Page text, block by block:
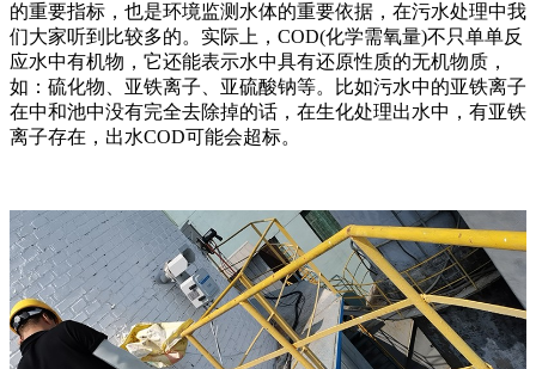
的重要指标，也是环境监测水体的重要依据，在污水处理中我
们大家听到比较多的。实际上，COD(化学需氧量)不只单单反
应水中有机物，它还能表示水中具有还原性质的无机物质，
如：硫化物、亚铁离子、亚硫酸钠等。比如污水中的亚铁离子
在中和池中没有完全去除掉的话，在生化处理出水中，有亚铁
离子存在，出水COD可能会超标。